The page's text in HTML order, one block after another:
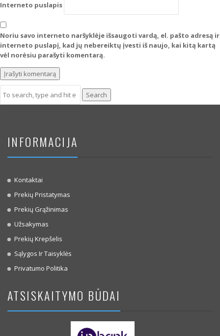
Interneto puslapis
Noriu savo interneto naršyklėje išsaugoti vardą, el. pašto adresą ir
interneto puslapį, kad jų nebereiktų įvesti iš naujo, kai kitą kartą
vėl norėsiu parašyti komentarą.
Search
INFORMACIJA
Kontaktai
Prekių Pristatymas
Prekių Grąžinimas
Užsakymas
Prekių Krepšelis
Sąlygos Ir Taisyklės
Privatumo Politika
ATSISKAITYMO BŪDAI